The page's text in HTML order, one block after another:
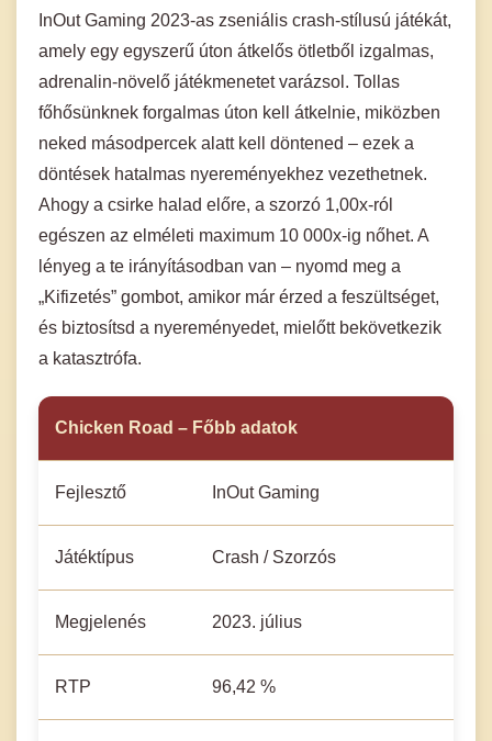
InOut Gaming 2023-as zseniális crash-stílusú játékát,
amely egy egyszerű úton átkelős ötletből izgalmas,
adrenalin-növelő játékmenetet varázsol. Tollas
főhősünknek forgalmas úton kell átkelnie, miközben
neked másodpercek alatt kell döntened – ezek a
döntések hatalmas nyereményekhez vezethetnek.
Ahogy a csirke halad előre, a szorzó 1,00x-ról
egészen az elméleti maximum 10 000x-ig nőhet. A
lényeg a te irányításodban van – nyomd meg a
„Kifizetés” gombot, amikor már érzed a feszültséget,
és biztosítsd a nyereményedet, mielőtt bekövetkezik
a katasztrófa.
Chicken Road – Főbb adatok
Fejlesztő InOut Gaming
Játéktípus Crash / Szorzós
Megjelenés 2023. július
RTP 96,42 %